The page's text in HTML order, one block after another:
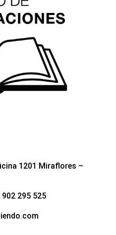
1201 Miraflores –
295 525